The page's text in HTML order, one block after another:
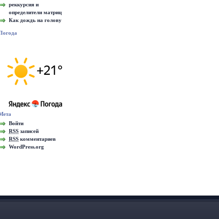
реккурсия и
определители матриц
Как дождь на голову
Войти
RSS записей
RSS комментариев
WordPress.org